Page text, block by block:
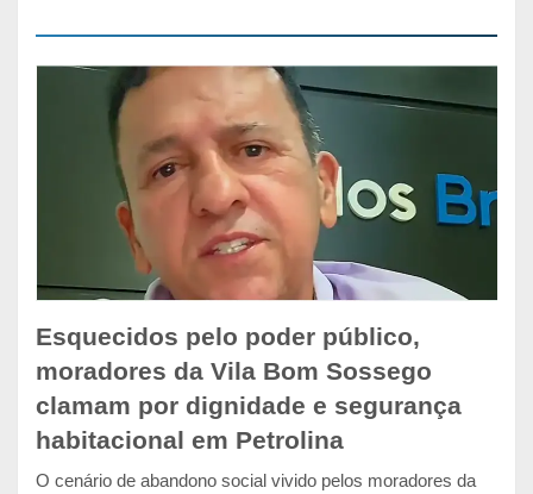
Esquecidos pelo poder público,
moradores da Vila Bom Sossego
clamam por dignidade e segurança
habitacional em Petrolina
O cenário de abandono social vivido pelos moradores da